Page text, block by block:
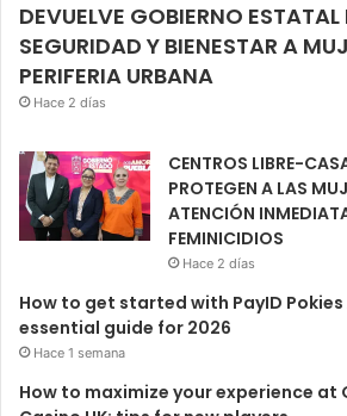
DEVUELVE GOBIERNO ESTATAL
SEGURIDAD Y BIENESTAR A
PERIFERIA URBANA
Hace 2 días
CENTROS LIBRE-
PROTEGEN A LAS
ATENCIÓN
FEMINICIDIOS
Hace 2 días
How to get started with PayID
essential guide for 2026
Hace 1 semana
How to maximize your experience at